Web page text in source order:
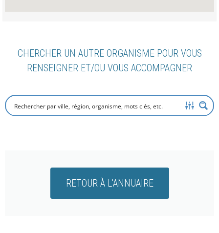
CHERCHER UN AUTRE ORGANISME POUR VOUS
RENSEIGNER ET/OU VOUS ACCOMPAGNER
RETOUR À L'ANNUAIRE